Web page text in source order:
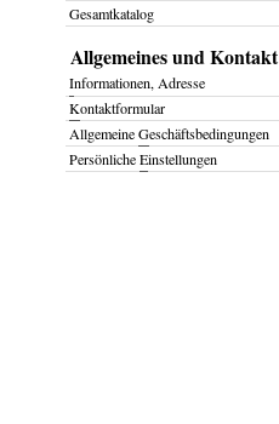
Gesamtkatalog
Allgemeines und Kontakt
Informationen, Adresse
Kontaktformular
AllgemeineGeschäftsbedingungen
PersönlicheEinstellungen